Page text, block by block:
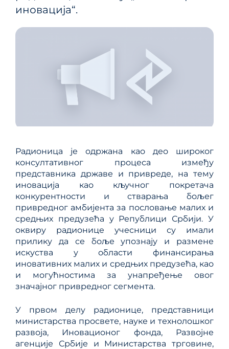
иновација“.
Радионица је одржана као део широког
консултативног процеса између
представника државе и привреде, на тему
иновација као кључног покретача
конкурентности и стварања бољег
привредног амбијента за пословање малих и
средњих предузећа у Републици Србији. У
оквиру радионице учесници су имали
прилику да се боље упознају и размене
искуства у области финансирања
иновативних малих и средњих предузећа, као
и могућностима за унапређење овог
значајног привредног сегмента.
У првом делу радионице, представници
министарства просвете, науке и технолошког
развоја, Иновационог фонда, Развојне
агенције Србије и Mинистарства трговине,